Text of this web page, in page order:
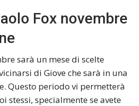
Fox novembre
sarà un mese di scelte
di Giove che sarà in una
Questo periodo vi permetterà
stessi, specialmente se avete